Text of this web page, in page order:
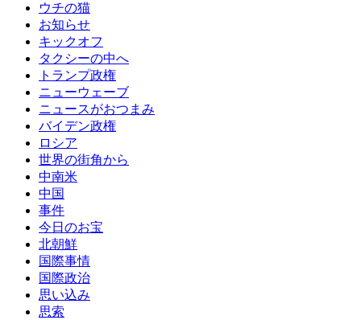
ウチの猫
お知らせ
キックオフ
タクシーの中へ
トランプ政権
ニューウェーブ
ニュースがおつまみ
バイデン政権
ロシア
世界の街角から
中南米
中国
事件
今日のお宝
北朝鮮
国際事情
国際政治
思い込み
思索